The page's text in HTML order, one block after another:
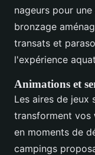
nageurs pour
bronzage
transats et
l'expérience
Animations et
Les aires de jeux
transforment vos
en moments de
campings